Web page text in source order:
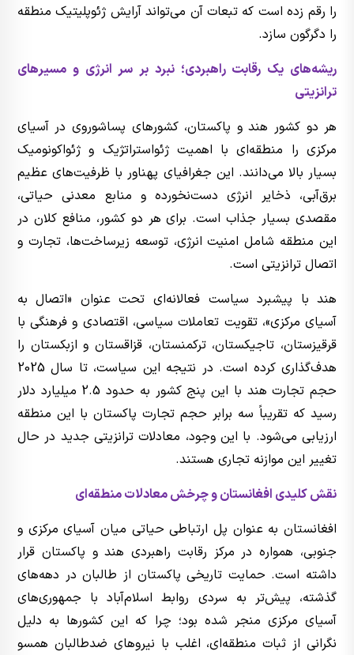
را رقم زده است که تبعات آن می‌تواند آرایش ژئوپلیتیک منطقه
را دگرگون سازد.
ریشه‌های یک رقابت راهبردی؛ نبرد بر سر انرژی و مسیرهای
ترانزیتی
هر دو کشور هند و پاکستان، کشورهای پساشوروی در آسیای
مرکزی را منطقه‌ای با اهمیت ژئواستراتژیک و ژئواکونومیک
بسیار بالا می‌دانند. این جغرافیای پهناور با ظرفیت‌های عظیم
برق‌آبی، ذخایر انرژی دست‌نخورده و منابع معدنی حیاتی،
مقصدی بسیار جذاب است. برای هر دو کشور، منافع کلان در
این منطقه شامل امنیت انرژی، توسعه زیرساخت‌ها، تجارت و
اتصال ترانزیتی است.
هند با پیشبرد سیاست فعالانه‌ای تحت عنوان «اتصال به
آسیای مرکزی»، تقویت تعاملات سیاسی، اقتصادی و فرهنگی با
قرقیزستان، تاجیکستان، ترکمنستان، قزاقستان و ازبکستان را
هدف‌گذاری کرده است. در نتیجه این سیاست، تا سال 2025
حجم تجارت هند با این پنج کشور به حدود 2.5 میلیارد دلار
رسید که تقریباً سه برابر حجم تجارت پاکستان با این منطقه
ارزیابی می‌شود. با این وجود، معادلات ترانزیتی جدید در حال
تغییر این موازنه تجاری هستند.
نقش کلیدی افغانستان و چرخش معادلات منطقه‌ای
افغانستان به عنوان پل ارتباطی حیاتی میان آسیای مرکزی و
جنوبی، همواره در مرکز رقابت راهبردی هند و پاکستان قرار
داشته است. حمایت تاریخی پاکستان از طالبان در دهه‌های
گذشته، پیش‌تر به سردی روابط اسلام‌آباد با جمهوری‌های
آسیای مرکزی منجر شده بود؛ چرا که این کشورها به دلیل
نگرانی از ثبات منطقه‌ای، اغلب با نیروهای ضدطالبان همسو